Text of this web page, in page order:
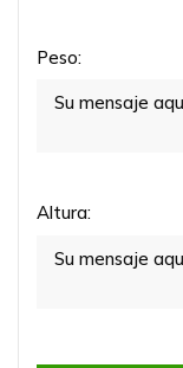
Peso:
Altura: